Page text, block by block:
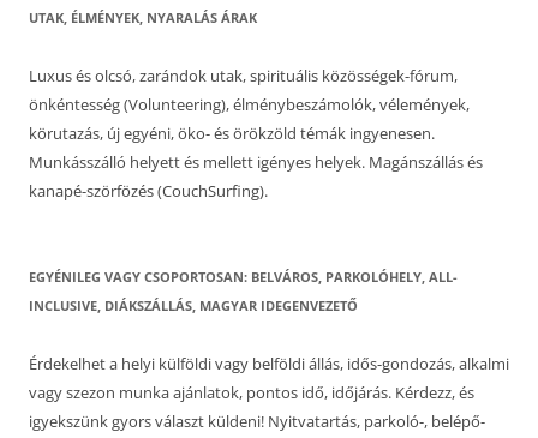
UTAK, ÉLMÉNYEK, NYARALÁS ÁRAK
Luxus és olcsó, zarándok utak, spirituális közösségek-fórum,
önkéntesség (Volunteering), élménybeszámolók, vélemények,
körutazás, új egyéni, öko- és örökzöld témák ingyenesen.
Munkásszálló helyett és mellett igényes helyek. Magánszállás és
kanapé-szörfözés (CouchSurfing).
EGYÉNILEG VAGY CSOPORTOSAN: BELVÁROS, PARKOLÓHELY, ALL-
INCLUSIVE, DIÁKSZÁLLÁS, MAGYAR IDEGENVEZETŐ
Érdekelhet a helyi külföldi vagy belföldi állás, idős-gondozás, alkalmi
vagy szezon munka ajánlatok, pontos idő, időjárás. Kérdezz, és
igyekszünk gyors választ küldeni! Nyitvatartás, parkoló-, belépő-